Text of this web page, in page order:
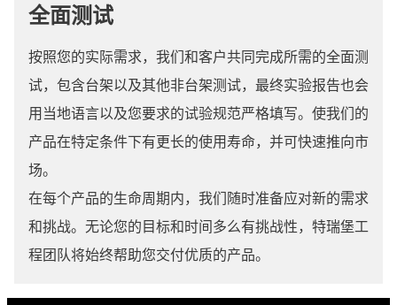
全面测试
按照您的实际需求，我们和客户共同完成所需的全面测
试，包含台架以及其他非台架测试，最终实验报告也会
用当地语言以及您要求的试验规范严格填写。使我们的
产品在特定条件下有更长的使用寿命，并可快速推向市
场。
在每个产品的生命周期内，我们随时准备应对新的需求
和挑战。无论您的目标和时间多么有挑战性，特瑞堡工
程团队将始终帮助您交付优质的产品。